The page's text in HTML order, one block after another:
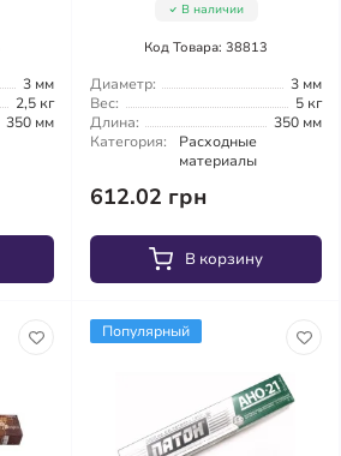
3 мм
2,5 кг
350 мм
В наличии
Код Товара: 38813
Диаметр:
3 мм
Вес:
5 кг
Длина:
350 мм
Категория:
Расходные
материалы
612.02 грн
В корзину
Популярный